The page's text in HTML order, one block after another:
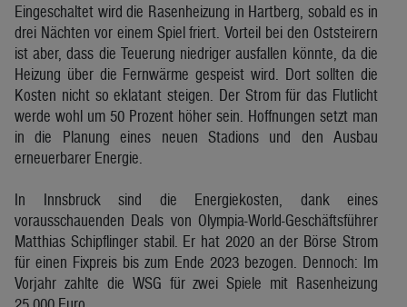
Eingeschaltet wird die Rasenheizung in Hartberg, sobald es in
drei Nächten vor einem Spiel friert. Vorteil bei den Oststeirern
ist aber, dass die Teuerung niedriger ausfallen könnte, da die
Heizung über die Fernwärme gespeist wird. Dort sollten die
Kosten nicht so eklatant steigen. Der Strom für das Flutlicht
werde wohl um 50 Prozent höher sein. Hoffnungen setzt man
in die Planung eines neuen Stadions und den Ausbau
erneuerbarer Energie.
In Innsbruck sind die Energiekosten, dank eines
vorausschauenden Deals von Olympia-World-Geschäftsführer
Matthias Schipflinger stabil. Er hat 2020 an der Börse Strom
für einen Fixpreis bis zum Ende 2023 bezogen. Dennoch: Im
Vorjahr zahlte die WSG für zwei Spiele mit Rasenheizung